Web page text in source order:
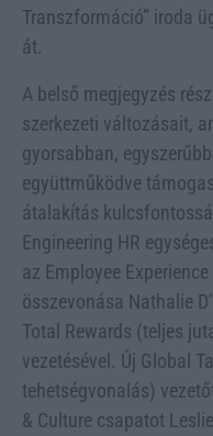
Transzformáció” iroda
át.
A belső megjegyzés
szerkezeti változásait,
gyorsabban,
együttműködve
átalakítás
Engineering HR
az Employee
összevonása Nathalie
Total Rewards (teljes
vezetésével. Új Global
tehetségvonalás)
& Culture csapatot